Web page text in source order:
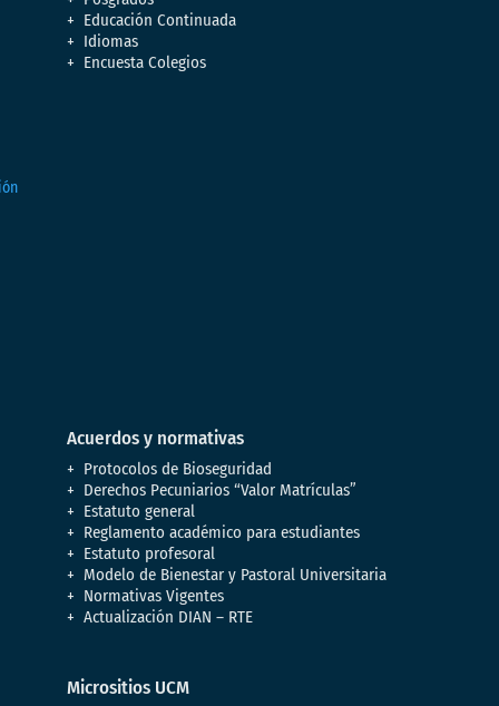
Educación Continuada
Idiomas
Encuesta Colegios
Acuerdos y normativas
Protocolos de Bioseguridad
Derechos Pecuniarios “Valor Matrículas”
Estatuto general
Reglamento académico para estudiantes
Estatuto profesoral
Modelo de Bienestar y Pastoral Universitaria
Normativas Vigentes
Actualización DIAN – RTE
Micrositios UCM